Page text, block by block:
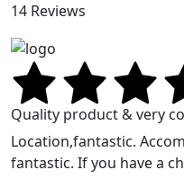
14 Reviews
Quality product & very
Location,fantastic.
fantastic. If you have a